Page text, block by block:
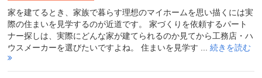
家を建てるとき、家族で暮らす理想のマイホームを思い描くには実
際の住まいを見学するのが近道です。 家づくりを依頼するパート
ナー探しは、実際にどんな家が建てられるのか見てから工務店・ハ
ウスメーカーを選びたいですよね。 住まいを見学す ... 続きを読む